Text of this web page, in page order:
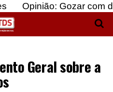
Gozar com doentes e
Geral sobre a